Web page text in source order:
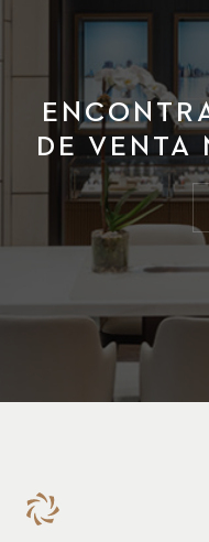
DE VENTA